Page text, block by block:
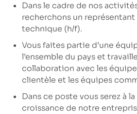
Dans le cadre de nos
recherchons un représentant
technique (h/f).
Vous faites partie d’une
l’ensemble du pays et
collaboration avec les
clientèle et les équipes
Dans ce poste vous serez à
croissance de notre